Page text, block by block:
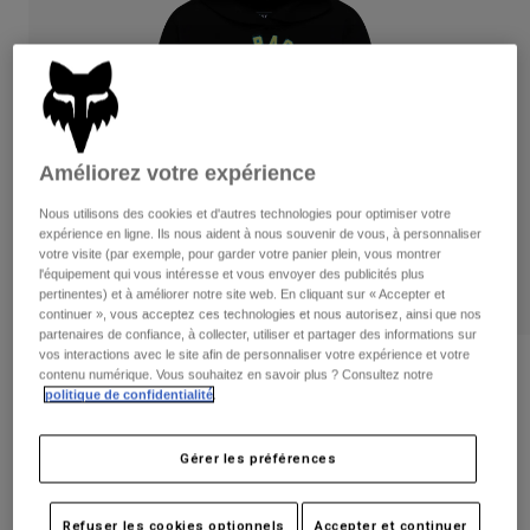
Pantalons
Shorts
Vestes
Gants
Protections
Masques
Chaussettes
Accessoires
Pièces de rechange
Pantalons
Gants
Masques
Chaussettes
Sacs et accessoires
Chemises
Voir tout
Femme
T-shirts et tops
Sweats et Pulls
Vestes
Pantalons
Chemises
Voir tout
Enfants
Masques
Chaussettes
Voir tout
Moto
Casques
Maillots
Pantalons
Bottes
Protections
Masques
Pull polaire Beam Junior
Price reduced from
69,99 €to41,99 € 40% OFF
Améliorez votre expérience
Nous utilisons des cookies et d'autres technologies pour optimiser votre
expérience en ligne. Ils nous aident à nous souvenir de vous, à personnaliser
votre visite (par exemple, pour garder votre panier plein, vous montrer
l'équipement qui vous intéresse et vous envoyer des publicités plus
pertinentes) et à améliorer notre site web. En cliquant sur « Accepter et
continuer », vous acceptez ces technologies et nous autorisez, ainsi que nos
partenaires de confiance, à collecter, utiliser et partager des informations sur
vos interactions avec le site afin de personnaliser votre expérience et votre
contenu numérique. Vous souhaitez en savoir plus ? Consultez notre
politique de confidentialité
Gérer les préférences
Refuser les cookies optionnels Accepter et continuer